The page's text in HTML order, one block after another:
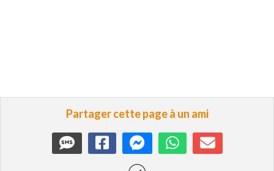
Partager cette page à un ami